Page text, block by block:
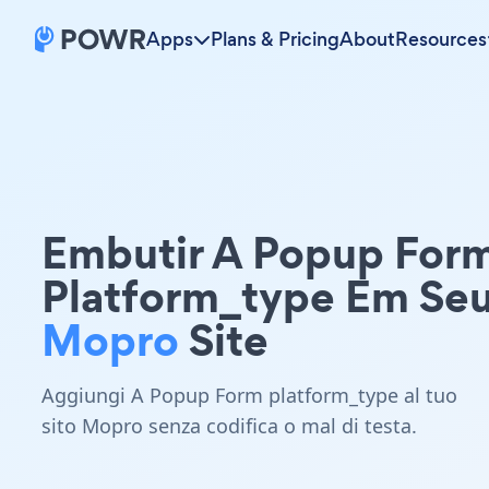
Apps Plans & PricingAboutResources
Embutir A Popup
Platform_type Em
MoproSite
Aggiungi A Popup Form platform_type al tuo
sito Mopro senza codifica o mal di testa.